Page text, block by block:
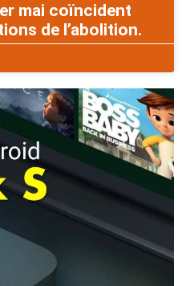
mai coïncident
de l’abolition.